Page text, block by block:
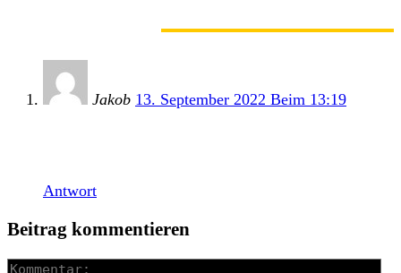
Jakob 13. September 2022 Beim 13:19
Antwort
Beitrag kommentieren